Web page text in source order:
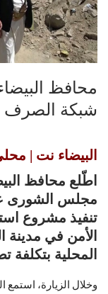
محافظ
شبكة الصرف
البيضاء نت |
اطّلع محافظ
مجلس الشورى
تنفيذ مشروع
الأمن في مدينة
المحلية بتكلفة تصل إلى
وخلال الزيارة،